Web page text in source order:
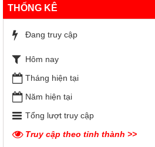
THỐNG KÊ
Đang truy cập
Hôm nay
Tháng hiện tại
Năm hiện tại
Tổng lượt truy cập
Truy cập theo tỉnh thành >>